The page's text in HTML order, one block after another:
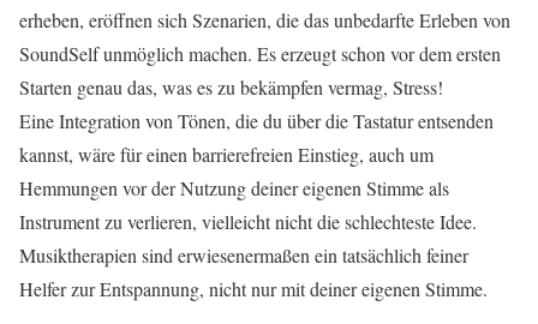
erheben, eröffnen sich Szenarien, die das unbedarfte Erleben von
SoundSelf unmöglich machen. Es erzeugt schon vor dem ersten
Starten genau das, was es zu bekämpfen vermag, Stress!
Eine Integration von Tönen, die du über die Tastatur entsenden
kannst, wäre für einen barrierefreien Einstieg, auch um
Hemmungen vor der Nutzung deiner eigenen Stimme als
Instrument zu verlieren, vielleicht nicht die schlechteste Idee.
Musiktherapien sind erwiesenermaßen ein tatsächlich feiner
Helfer zur Entspannung, nicht nur mit deiner eigenen Stimme.